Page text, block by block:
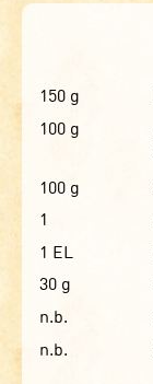
150 g
100 g
100 g
1
1 EL
30 g
n.b.
n.b.